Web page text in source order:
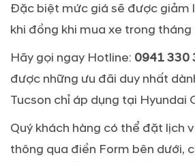
Đặc biệt mức giá sẽ được giảm
khi đồng khi mua xe trong tháng
Hãy gọi ngay Hotline: 0941 330
được những ưu đãi duy nhất
Tucson chỉ áp dụng tại Hyundai
Quý khách hàng có thể đặt lịch
thông qua điền Form bên dưới,